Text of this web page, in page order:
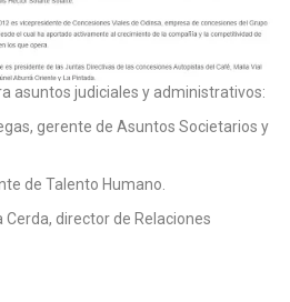
asuntos judiciales y administrativos:
gerente de Asuntos Societarios y
de Talento Humano.
director de Relaciones